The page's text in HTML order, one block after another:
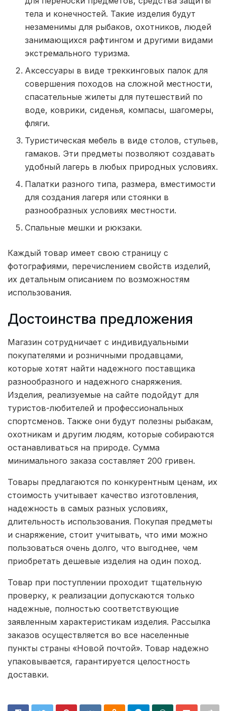
тела и конечностей. Такие изделия будут
незаменимы для рыбаков, охотников, людей
занимающихся рафтингом и другими видами
экстремального туризма.
Аксессуары в виде треккинговых палок для
совершения походов на сложной местности,
спасательные жилеты для путешествий по
воде, коврики, сиденья, компасы, шагомеры,
фляги.
Туристическая мебель в виде столов, стульев,
гамаков. Эти предметы позволяют создавать
удобный лагерь в любых природных условиях.
Палатки разного типа, размера, вместимости
для создания лагеря или стоянки в
разнообразных условиях местности.
Спальные мешки и рюкзаки.
Каждый товар имеет свою страницу с
фотографиями, перечислением свойств изделий,
их детальным описанием по возможностям
использования.
Достоинства предложения
Магазин сотрудничает с индивидуальными
покупателями и розничными продавцами,
которые хотят найти надежного поставщика
разнообразного и надежного снаряжения.
Изделия, реализуемые на сайте подойдут для
туристов-любителей и профессиональных
спортсменов. Также они будут полезны рыбакам,
охотникам и другим людям, которые собираются
останавливаться на природе. Сумма
минимального заказа составляет 200 гривен.
Товары предлагаются по конкурентным ценам, их
стоимость учитывает качество изготовления,
надежность в самых разных условиях,
длительность использования. Покупая предметы
и снаряжение, стоит учитывать, что ими можно
пользоваться очень долго, что выгоднее, чем
приобретать дешевые изделия на один поход.
Товар при поступлении проходит тщательную
проверку, к реализации допускаются только
надежные, полностью соответствующие
заявленным характеристикам изделия. Рассылка
заказов осуществляется во все населенные
пункты страны «Новой почтой». Товар надежно
упаковывается, гарантируется целостность
доставки.